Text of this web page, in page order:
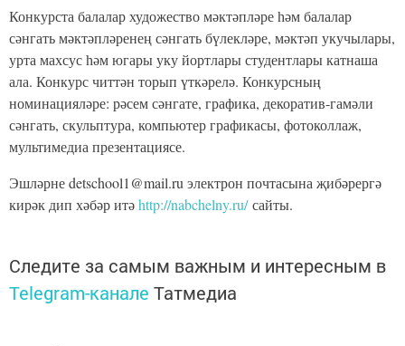
Конкурста балалар художество мәктәпләре һәм балалар
сәнгать мәктәпләренең сәнгать бүлекләре, мәктәп укучылары,
урта махсус һәм югары уку йортлары студентлары катнаша
ала. Конкурс читтән торып үткәрелә. Конкурсның
номинацияләре: рәсем сәнгате, графика, декоратив-гамәли
сәнгать, скульптура, компьютер графикасы, фотоколлаж,
мультимедиа презентациясе.
Эшләрне detschool1@mail.ru электрон почтасына җибәрергә
кирәк дип хәбәр итәhttp://nabchelny.ru/сайты.
Следите за самым важным и интересным в
Telegram-канале Татмедиа